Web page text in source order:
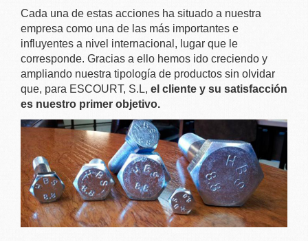
Cada una de estas acciones ha situado a nuestra
empresa como una de las más importantes e
influyentes a nivel internacional, lugar que le
corresponde. Gracias a ello hemos ido creciendo y
ampliando nuestra tipología de productos sin olvidar
que, para ESCOURT, S.L, el cliente y su satisfacción
es nuestro primer objetivo.